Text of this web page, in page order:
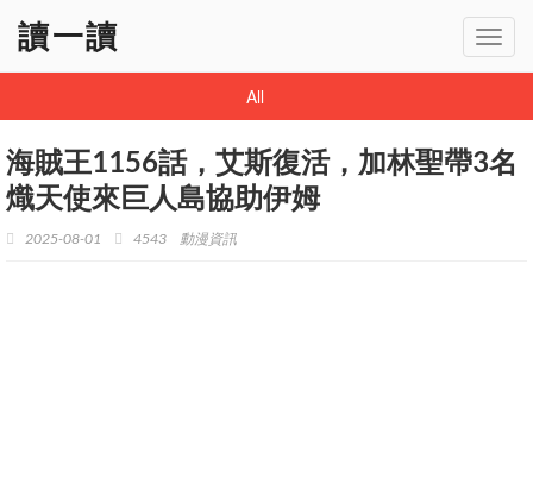
讀一讀
All
海賊王1156話，艾斯復活，加林聖帶3名
熾天使來巨人島協助伊姆
2025-08-01 4543 動漫資訊